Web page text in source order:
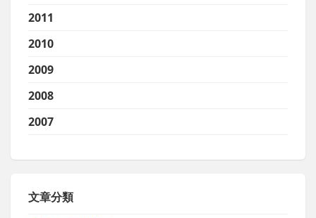
2011
2010
2009
2008
2007
文章分類